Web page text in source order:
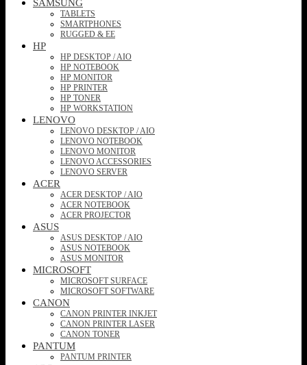
TABLETS
SMARTPHONES
RUGGED & EE
HP
HP DESKTOP / AIO
HP NOTEBOOK
HP MONITOR
HP PRINTER
HP TONER
HP WORKSTATION
LENOVO
LENOVO DESKTOP / AIO
LENOVO NOTEBOOK
LENOVO MONITOR
LENOVO ACCESSORIES
LENOVO SERVER
ACER
ACER DESKTOP / AIO
ACER NOTEBOOK
ACER PROJECTOR
ASUS
ASUS DESKTOP / AIO
ASUS NOTEBOOK
ASUS MONITOR
MICROSOFT
MICROSOFT SURFACE
MICROSOFT SOFTWARE
CANON
CANON PRINTER INKJET
CANON PRINTER LASER
CANON TONER
PANTUM
PANTUM PRINTER